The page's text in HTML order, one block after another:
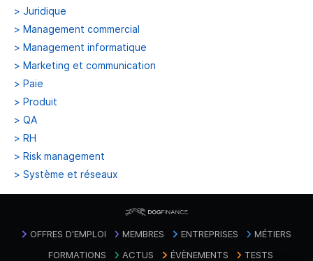
> Juridique
> Management commercial
> Management informatique
> Marketing et communication
> Paie
> Produit
> QA
> RH
> Risk management
> Système et réseaux
OFFRES D'EMPLOI MEMBRES ENTREPRISES
MÉTIERS
FORMATIONS
ACTUS ÉVÈNEMENTS TESTS